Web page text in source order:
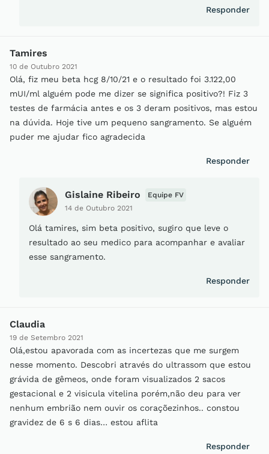
Responder
Tamires
10 de Outubro 2021
Olá, fiz meu beta hcg 8/10/21 e o resultado foi 3.122,00
mUI/ml alguém pode me dizer se significa positivo?! Fiz 3
testes de farmácia antes e os 3 deram positivos, mas estou
na dúvida. Hoje tive um pequeno sangramento. Se alguém
puder me ajudar fico agradecida
Responder
Gislaine Ribeiro
14 de Outubro 2021
Equipe FV
Olá tamires, sim beta positivo, sugiro que leve o
resultado ao seu medico para acompanhar e avaliar
esse sangramento.
Responder
Claudia
19 de Setembro 2021
Olá,estou apavorada com as incertezas que me surgem
nesse momento. Descobri através do ultrassom que estou
grávida de gêmeos, onde foram visualizados 2 sacos
gestacional e 2 visicula vitelina porém,não deu para ver
nenhum embrião nem ouvir os coraçõezinhos.. constou
gravidez de 6 s 6 dias… estou aflita
Responder